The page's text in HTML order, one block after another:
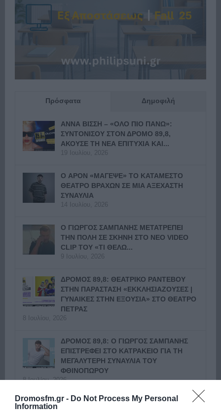
Dromosfm.gr - Do Not Process My Personal
Information
Πρόσφατα Δημοφιλή
ΑΝΝΑ ΒΙΣΣΗ – «ΟΛΟ ΠΙΟ ΠΑΝΩ»:
ΣΥΝΤΟΝΙΣΟΥ ΣΤΟΝ ΔΡΟΜΟ 89,8,
ΑΚΟΥΣΕ ΤΗ ΝΕΑ ΕΠΙΤΥΧΙΑ ΚΑΙ...
19 Ιουλίου, 2026
Ο APON «ΜΑΓΕΨΕ» ΤΟ ΚΑΤΑΜΕΣΤΟ
ΘΕΑΤΡΟ ΒΡΑΧΩΝ ΣΕ ΜΙΑ ΑΞΕΧΑΣΤΗ
ΣΥΝΑΥΛΙΑ
14 Ιουλίου, 2026
Ο ΓΙΩΡΓΟΣ ΣΑΜΠΑΝΗΣ ΜΕΤΑΤΡΕΠΕΙ
ΤΗΝ ΠΟΛΗ ΣΕ ΣΚΗΝΗ ΣΤΟ ΝΕΟ VIDEO
CLIP ΤΟΥ «ΤΙ ΘΕΛΩ...
9 Ιουλίου, 2026
ΔΡΟΜΟΣ 89,8: ΘΕΑΤΡΙΚΟ ΡΑΝΤΕΒΟΥ
ΣΤΗΝ ΠΑΡΑΣΤΑΣΗ «ΕΚΚΛΗΣΙΑΖΟΥΣΕΣ |
ΓΥΝΑΙΚΕΣ ΣΤΗΝ ΕΞΟΥΣΙΑ» ΣΤΟ ΘΕΑΤΡΟ
ΠΕΤΡΑΣ
8 Ιουλίου, 2026
ΔΡΟΜΟΣ 89,8: Ο ΓΙΩΡΓΟΣ ΣΑΜΠΑΝΗΣ
ΕΠΙΣΤΡΕΦΕΙ ΣΤΟ ΚΑΤΡΑΚΕΙΟ ΓΙΑ ΤΗ
ΜΕΓΑΛΥΤΕΡΗ ΣΥΝΑΥΛΙΑ ΤΟΥ
ΦΘΙΝΟΠΩΡΟΥ
8 Ιουλίου, 2026
Επόμενο »